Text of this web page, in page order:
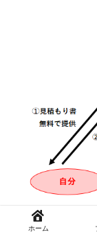
上の図を説明
ホーム